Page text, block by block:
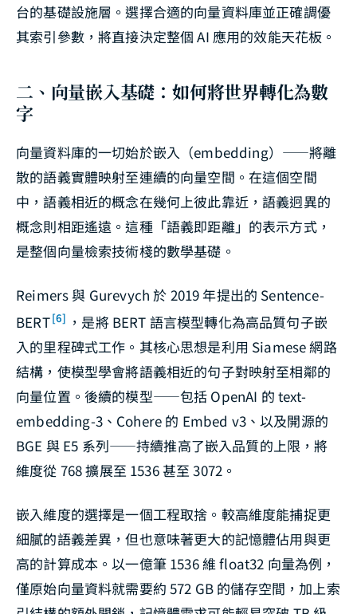
台的基礎設施層。選擇合適的向量資料庫並正確調優
其索引參數，將直接決定整個 AI 應用的效能天花板。
二、向量嵌入基礎：如何將世界轉化為數
字
向量資料庫的一切始於嵌入（embedding）——將離
散的語義實體映射至連續的向量空間。在這個空間
中，語義相近的概念在幾何上彼此靠近，語義迥異的
概念則相距遙遠。這種「語義即距離」的表示方式，
是整個向量檢索技術棧的數學基礎。
Reimers 與 Gurevych 於 2019 年提出的 Sentence-
BERT[6] ，是將 BERT 語言模型轉化為高品質句子嵌
入的里程碑式工作。其核心思想是利用 Siamese 網路
結構，使模型學會將語義相近的句子對映射至相鄰的
向量位置。後續的模型——包括 OpenAI 的 text-
embedding-3、Cohere 的 Embed v3、以及開源的
BGE 與 E5 系列——持續推高了嵌入品質的上限，將
維度從 768 擴展至 1536 甚至 3072。
嵌入維度的選擇是一個工程取捨。較高維度能捕捉更
細膩的語義差異，但也意味著更大的記憶體佔用與更
高的計算成本。以一億筆 1536 維 float32 向量為例，
僅原始向量資料就需要約 572 GB 的儲存空間，加上索